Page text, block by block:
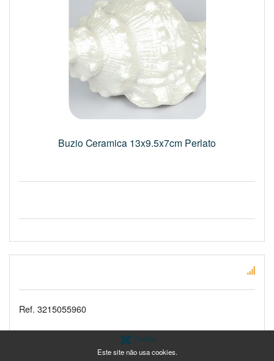
Buzio Ceramica 13x9.5x7cm Perlato
Ref. 3215055960
Fechar
Este site não usa cookies.